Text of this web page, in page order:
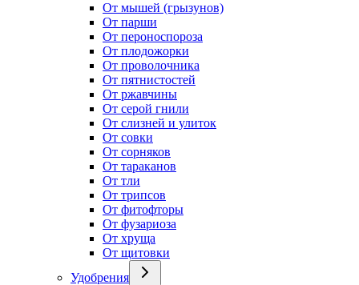
От мышей (грызунов)
От парши
От пероноспороза
От плодожорки
От проволочника
От пятнистостей
От ржавчины
От серой гнили
От слизней и улиток
От совки
От сорняков
От тараканов
От тли
От трипсов
От фитофторы
От фузариоза
От хруща
От щитовки
Удобрения